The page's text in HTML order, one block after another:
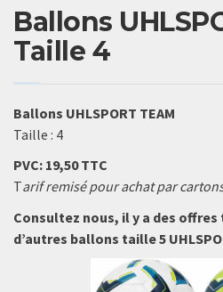
Ballons
Taille 4
Ballons UHLSPORT TEAM
Taille : 4
PVC: 19,50 TTC
Tarif remisé pour achat par
Consultez nous, il y a des
d’autres ballons taille 5